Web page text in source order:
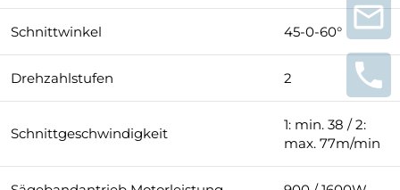
Schnittwinkel 45-0-60°
Drehzahlstufen 2
Schnittgeschwindigkeit
1: min. 38 / 2:
max. 77m/min